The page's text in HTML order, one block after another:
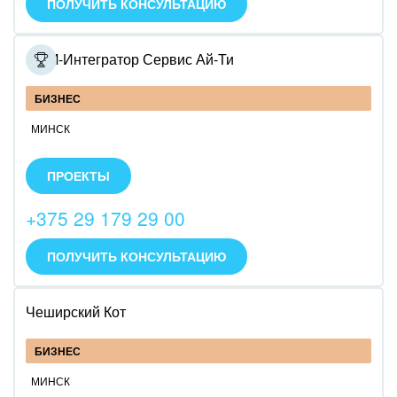
ПОЛУЧИТЬ КОНСУЛЬТАЦИЮ
CRM-Интегратор Сервис Ай-Ти
БИЗНЕС
МИНСК
Специализируемся на внедрении CRM.
Специализируемся на разворачивании коробочной
версии.
Специализируемся на интеграции с IP телефонией
Infinity call-центр.
ПРОЕКТЫ
+375 29 179 29 00
ПОЛУЧИТЬ КОНСУЛЬТАЦИЮ
Чеширский Кот
БИЗНЕС
МИНСК